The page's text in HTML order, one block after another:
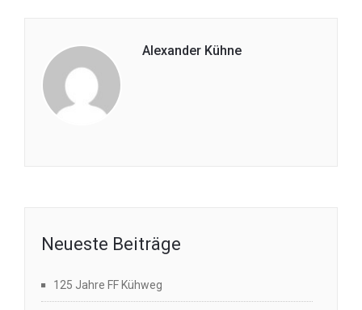
Alexander Kühne
Neueste Beiträge
125 Jahre FF Kühweg